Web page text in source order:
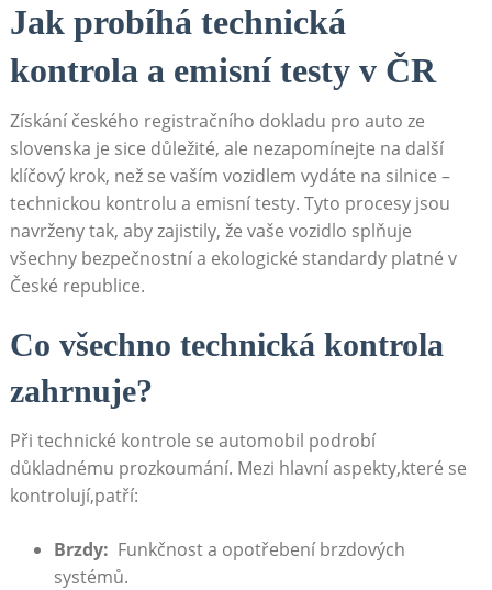
Jak ​probíhá technická
kontrola⁤ a emisní⁣ testy⁣ v ČR
Získání ⁤českého registračního dokladu pro auto ze
‌slovenska je sice ​důležité, ‍ale nezapomínejte na další
klíčový krok, než se⁣ vaším vozidlem vydáte na silnice –
technickou kontrolu a ⁤emisní testy. Tyto procesy jsou
‍navrženy tak, aby zajistily, že ‌vaše vozidlo ​splňuje
všechny bezpečnostní a ekologické standardy platné⁢ v
České republice.
Co⁣ všechno technická kontrola
zahrnuje?
Při⁢ technické kontrole se automobil podrobí
důkladnému prozkoumání. Mezi ⁤hlavní aspekty,které se
kontrolují,patří:
Brzdy: ‌ Funkčnost a opotřebení brzdových
systémů.